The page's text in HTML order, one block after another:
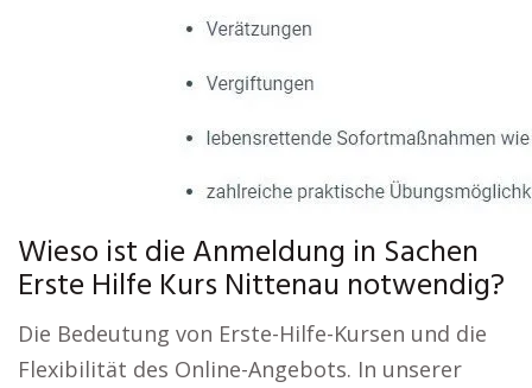
Wieso ist die Anmeldung in Sachen
Erste Hilfe Kurs Nittenau notwendig?
Die Bedeutung von Erste-Hilfe-Kursen und die
Flexibilität des Online-Angebots. In unserer